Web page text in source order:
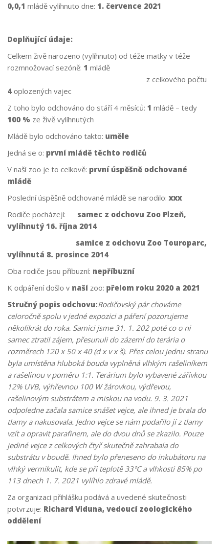
0,0,1 mládě vylíhnuto dne: 1. července 2021
Doplňující údaje:
Celkem živě narozeno (vylíhnuto) od téže matky v téže
rozmnožovací sezóně: 1 mládě
z celkového počtu
4 oplozených vajec
Z toho bylo odchováno do stáří 4 měsíců: 1 mládě – tedy
100 % ze živě vylíhnutých
Mládě bylo odchováno takto: uměle
Jedná se o: první mládě těchto rodičů
V naší zoo je to celkově: první úspěšně odchované
mládě
Poslední úspěšně odchované mládě se narodilo: xxx
Rodiče pocházejí: samec z odchovu Zoo Plzeň,
vylíhnutý 16. října 2014
samice z odchovu Zoo Touroparc,
vylíhnutá 8. prosince 2014
Oba rodiče jsou příbuzní: nepříbuzní
K odpáření došlo v našízoo: přelom roku 2020 a 2021
Stručný popis odchovu:Rodičovský pár chováme
celoročně spolu v jedné expozici a páření pozorujeme
několikrát do roka. Samici jsme 31. 1. 202 poté co o ni
samec ztratil zájem, přesunuli do zázemí do terária o
rozměrech 120 x 50 x 40 (d x v x š). Přes celou jednu stranu
byla umístěna hluboká bouda vyplněná vlhkým rašeliníkem
a rašelinou v poměru 1:1. Terárium bylo vybavené zářivkou
12% UVB, výhřevnou 100 W žárovkou, výdřevou,
rašelinovým substrátem a miskou na vodu. 9. 3. 2021
odpoledne začala samice snášet vejce, ale ihned je brala do
tlamy a nakusovala. Jedno vejce se nám podařilo jí z tlamy
vzít a opravit parafinem, ale do dvou dnů se zkazilo. Pouze
jediné vejce z celkových čtyř skutečně zahrabala do
substrátu v boudě. Ihned bylo přeneseno do inkubátoru na
vlhký vermikulit, kde se při teplotě 33°C a vlhkosti 85% po
113 dnech 1. 7. 2021 vylíhlo zdravé mládě.
Za organizaci přihlášku podává a uvedené skutečnosti
potvrzuje: Richard Viduna, vedoucí zoologického
oddělení